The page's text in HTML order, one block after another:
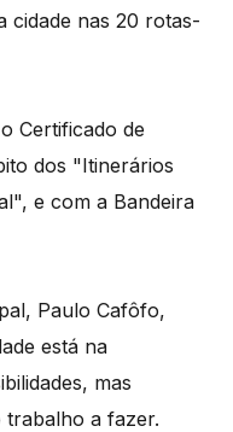
cidade nas 20 rotas-
Certificado de
dos "Itinerários
e com a Bandeira
Paulo Cafôfo,
está na
mas
trabalho a fazer.